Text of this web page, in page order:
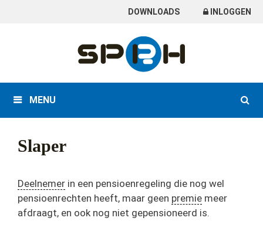
DOWNLOADS INLOGGEN
MENU
Slaper
Deelnemer in een pensioenregeling die nog wel
pensioenrechten heeft, maar geen premie meer
afdraagt, en ook nog niet gepensioneerd is.